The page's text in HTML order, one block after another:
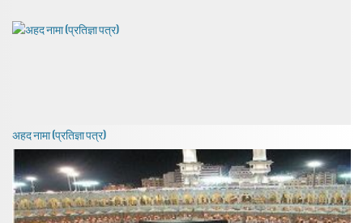
अहद नामा (प्रतिज्ञा पत्र)